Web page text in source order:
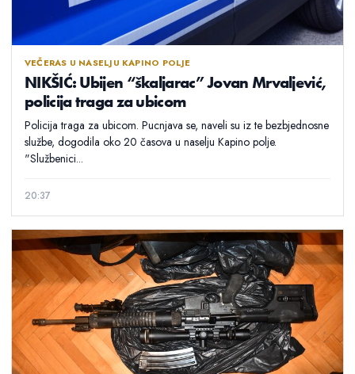
VEČERAS U NASELJU KAPINO POLJE
NIKŠIĆ: Ubijen “škaljarac” Jovan Mrvaljević,
policija traga za ubicom
Policija traga za ubicom. Pucnjava se, naveli su iz te bezbjednosne
službe, dogodila oko 20 časova u naselju Kapino polje.
"Službenici...
20:37